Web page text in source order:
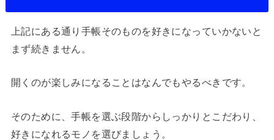
上記にある通り手帳そのものを好きになっていかないと
まず続きません。
開くのが楽しみになることはなんでもやるべきです。
そのために、手帳を選ぶ段階からしっかりとこだわり、
好きになれるモノを選びましょう。